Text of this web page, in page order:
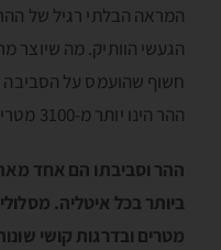
המראה הבלתי רגיל של
הגעשי הוותיק. מה שיוצר
חשוף שהועמס על הסביבה
ההר הינו יותר מ-3100 מטרים מעל פני הים.
ההר וסביבתו הם אחד
ביותר בכל איטליה.
מטרים ובדרגות קושי